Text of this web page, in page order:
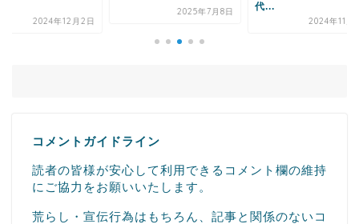
コメントガイドライン
読者の皆様が安心して利用できるコメント欄の維持
にご協力をお願いいたします。
荒らし・宣伝行為はもちろん、記事と関係のないコ